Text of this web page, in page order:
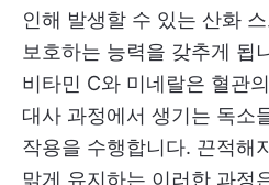
인해 발생할 수 있는 산화
보호하는 능력을 갖추게 됩
비타민 C와 미네랄은 혈관
대사 과정에서 생기는 독소
작용을 수행합니다. 끈적해
맑게 유지하는 이러한 과정